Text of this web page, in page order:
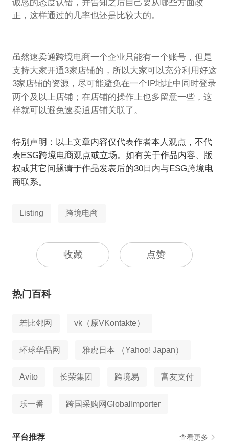
诚恳的态度认错，并告知之后自己要从哪些方面改
正，这样通过的几率也还是比较大的。
虽然速卖通跨境电商一个企业只能有一个账号，但是
支持大家开通3家店铺的，所以大家可以充分利用好这
3家店铺的资源，尽可能避免在一个IP地址中同时登录
两个及以上店铺；在店铺的操作上也多留意一些，这
样就可以避免速卖通店铺关联了。
特别声明：以上文章内容仅代表作者本人观点，不代
表ESG跨境电商观点或立场。如有关于作品内容、版
权或其它问题请于作品发表后的30日内与ESG跨境电
商联系。
Listing 跨境电商
收藏 点赞
热门百科
若比邻网 vk（原VKontakte）
环球华品网 雅虎日本 （Yahoo! Japan）
Avito 长荣集团 跨境易 富友支付
乐一番 跨国采购网GlobalImporter
平台推荐 查看更多